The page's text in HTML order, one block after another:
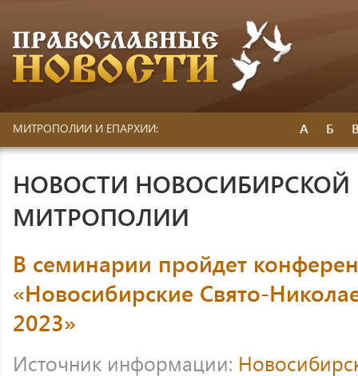
МИТРОПОЛИИ И ЕПАРХИИ: А Б
НОВОСТИ НОВОСИБИРСКОЙ
МИТРОПОЛИИ
В семинарии пройдет
«Новосибирские Свято-
2023»
Источник информации: